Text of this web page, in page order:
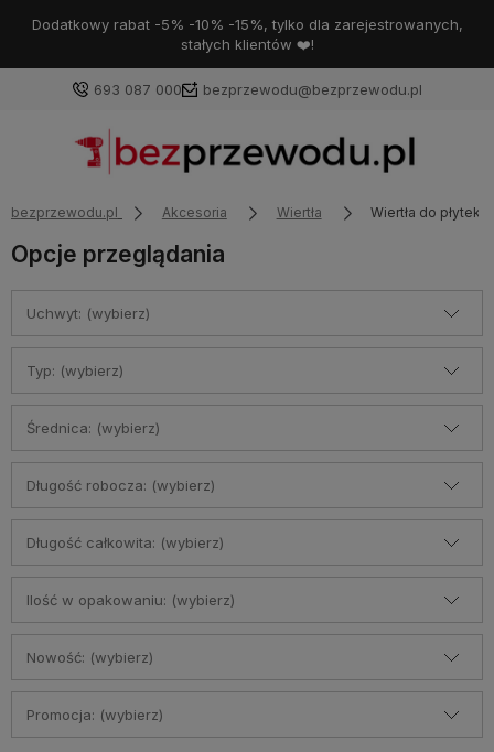
Dodatkowy rabat -5% -10% -15%, tylko dla zarejestrowanych,
stałych klientów ❤️!
693 087 000 bezprzewodu@bezprzewodu.pl
bezprzewodu.pl Akcesoria Wiertła Wiertła do płytek
Opcje przeglądania
Uchwyt: (wybierz)
Typ: (wybierz)
Średnica: (wybierz)
Długość robocza: (wybierz)
Długość całkowita: (wybierz)
Ilość w opakowaniu: (wybierz)
Nowość: (wybierz)
Promocja: (wybierz)